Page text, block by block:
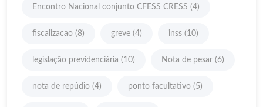
Encontro Nacional conjunto CFESS CRESS (4)
fiscalizacao (8) greve (4) inss (10)
legislação previdenciária (10) Nota de pesar (6)
nota de repúdio (4) ponto facultativo (5)